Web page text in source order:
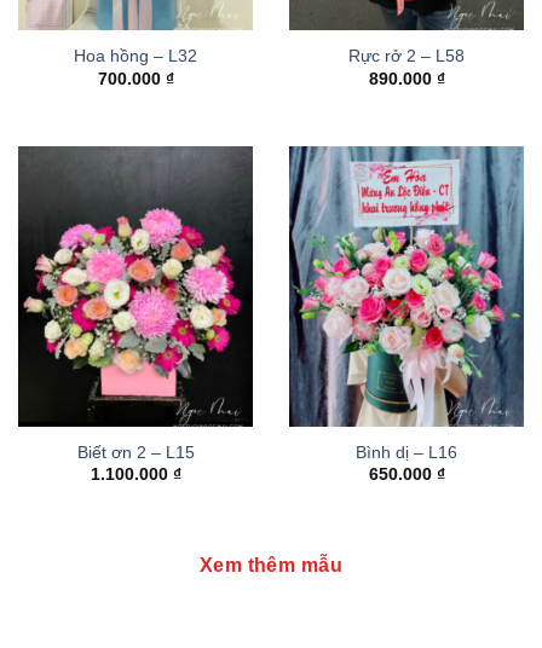
Hoa hồng – L32
700.000 ₫
Rực rở 2 – L58
890.000 ₫
Biết ơn 2 – L15
1.100.000 ₫
Bình dị – L16
650.000 ₫
Xem thêm mẫu